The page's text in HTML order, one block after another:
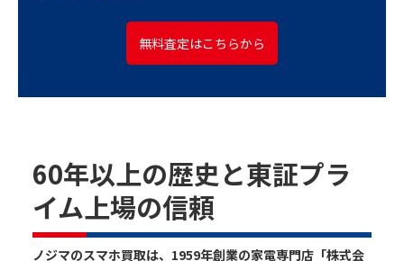
無料査定はこちらから
60年以上の歴史と東証プラ
イム上場の信頼
ノジマのスマホ買取は、1959年創業の家電専門店「株式会